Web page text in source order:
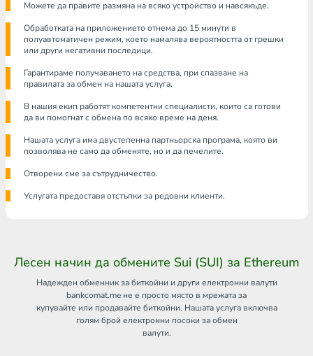
Можете да правите размяна на всяко устройство и навсякъде.
Обработката на приложението отнема до 15 минути в
полуавтоматичен режим, което намалява вероятността от грешки
или други негативни последици.
Гарантираме получаването на средства, при спазване на
правилата за обмен на нашата услуга.
В нашия екип работят компетентни специалисти, които са готови
да ви помогнат с обмена по всяко време на деня.
Нашата услуга има двустепенна партньорска програма, която ви
позволява не само да обменяте, но и да печелите.
Отворени сме за сътрудничество.
Услугата предоставя отстъпки за редовни клиенти.
Лесен начин да обмените Sui (SUI) за Ethereum
Надежден обменник за биткойни и други електронни валути
bankcomat.me не е просто място в мрежата за
купувайте или продавайте биткойни. Нашата услуга включва
голям брой електронни посоки за обмен
валути.